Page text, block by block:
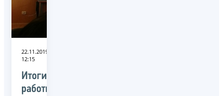
22.11.2019
12:15
Итоги
работы